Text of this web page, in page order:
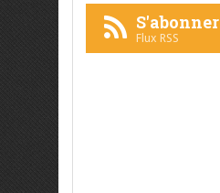
S'abonner
Flux RSS